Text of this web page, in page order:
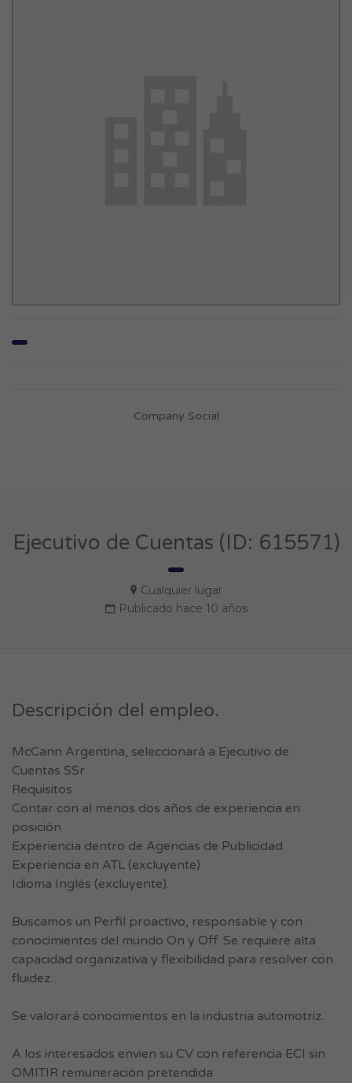
Company Social
Ejecutivo de Cuentas (ID: 615571)
Cualquier lugar
Publicado hace 10 años
Descripción del empleo.
McCann Argentina, seleccionará a Ejecutivo de
Cuentas SSr
Requisitos
Contar con al menos dos años de experiencia en
posición
Experiencia dentro de Agencias de Publicidad
Experiencia en ATL (excluyente)
Idioma Inglés (excluyente).
Buscamos un Perfil proactivo, responsable y con
conocimientos del mundo On y Off. Se requiere alta
capacidad organizativa y flexibilidad para resolver con
fluidez.
Se valorará conocimientos en la industria automotriz.
A los interesados envien su CV con referencia ECI sin
OMITIR remuneración pretendida